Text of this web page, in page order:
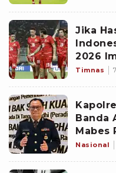
Jika
2026
Timnas
Banda
Mabes
Nasional